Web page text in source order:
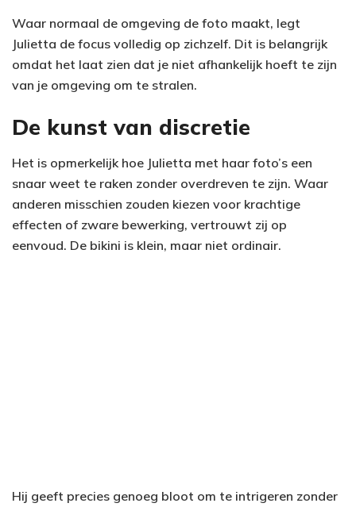
Waar normaal de omgeving de foto maakt, legt
Julietta de focus volledig op zichzelf. Dit is belangrijk
omdat het laat zien dat je niet afhankelijk hoeft te zijn
van je omgeving om te stralen.
De kunst van discretie
Het is opmerkelijk hoe Julietta met haar foto’s een
snaar weet te raken zonder overdreven te zijn. Waar
anderen misschien zouden kiezen voor krachtige
effecten of zware bewerking, vertrouwt zij op
eenvoud. De bikini is klein, maar niet ordinair.
Hij geeft precies genoeg bloot om te intrigeren zonder